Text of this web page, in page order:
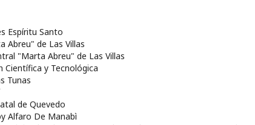
Espíritu Santo
Abreu" de Las Villas
"Marta Abreu" de Las Villas
y Tecnológica
Tunas
de Quevedo
Alfaro De Manabì